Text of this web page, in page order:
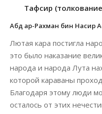
Тафсир
Абд ар-Рахман бин Насир
Лютая кара постигла
это было наказание
народа и народа Лута
которой караваны
Благодаря этому люди
осталось от этих